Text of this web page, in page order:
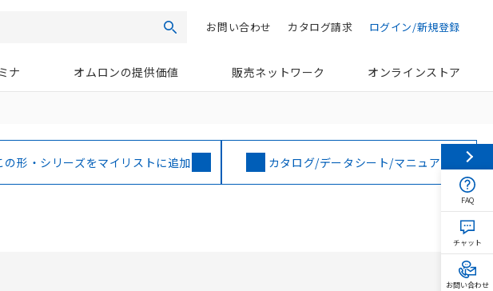
検索 ログイン/新規登録
カタログ請求
お問い合わせ
ナ オムロンの提供価値 販売ネットワーク オンラインストア
の形・シリーズをマイリストに追加 カタログ/データシート/マニュアル
FAQ
チャット
お問い合わせ